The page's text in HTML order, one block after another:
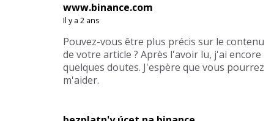
www.binance.com
Il y a 2 ans
Pouvez-vous être plus précis sur le contenu
de votre article ? Après l'avoir lu, j'ai encore
quelques doutes. J'espère que vous pourrez
m'aider.